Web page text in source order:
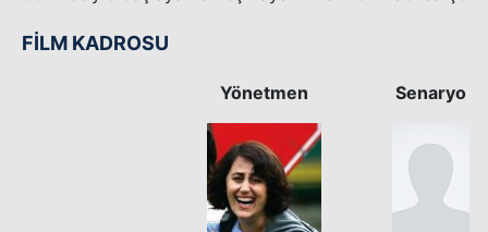
FİLM KADROSU
Yönetmen Senaryo